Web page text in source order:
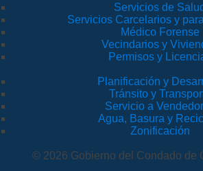
Servicios de
Servicios Carcelarios y
Médico Forense
Vecindarios y
Permisos y
Planificación y
Tránsito y
Servicio a
Agua, Basura y
Zonificación
© 2026 Gobierno del Condado de